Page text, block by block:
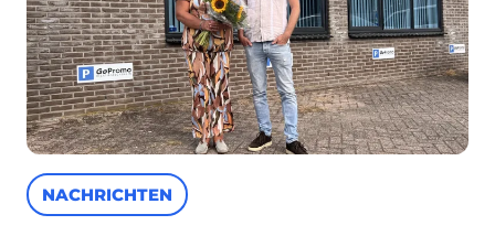
NACHRICHTEN